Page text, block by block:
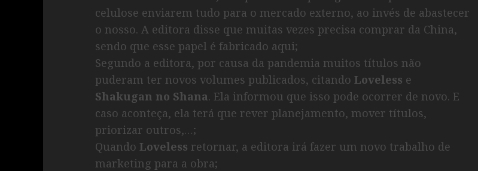
celulose enviarem tudo para o mercado externo, ao invés de abastecer
o nosso. A editora disse que muitas vezes precisa comprar da China,
sendo que esse papel é fabricado aqui;
Segundo a editora, por causa da pandemia muitos títulos não
puderam ter novos volumes publicados, citando Loveless e
Shakugan no Shana. Ela informou que isso pode ocorrer de novo. E
caso aconteça, ela terá que rever planejamento, mover títulos,
priorizar outros,…;
Quando Loveless retornar, a editora irá fazer um novo trabalho de
marketing para a obra;